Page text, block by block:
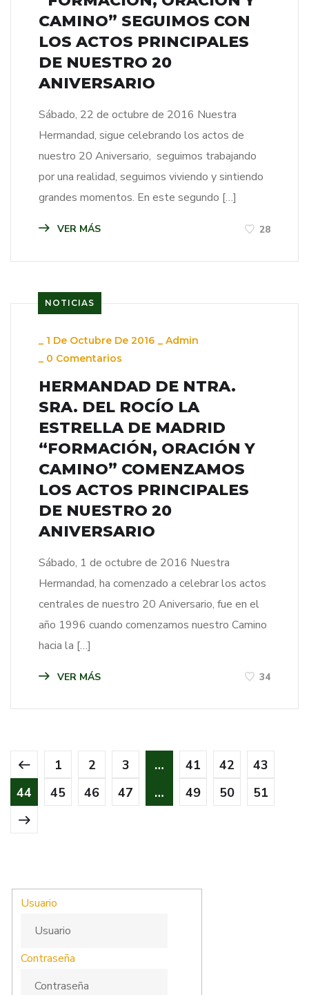
CAMINO” SEGUIMOS CON
LOS ACTOS PRINCIPALES
DE NUESTRO 20
ANIVERSARIO
Sábado, 22 de octubre de 2016 Nuestra
Hermandad, sigue celebrando los actos de
nuestro 20 Aniversario, seguimos trabajando
por una realidad, seguimos viviendo y sintiendo
grandes momentos. En este segundo […]
VER MÁS 28
NOTICIAS
1 De Octubre De 2016
Admin
0 Comentarios
HERMANDAD DE NTRA.
SRA. DEL ROCÍO LA
ESTRELLA DE MADRID
“FORMACIÓN, ORACIÓN Y
CAMINO” COMENZAMOS
LOS ACTOS PRINCIPALES
DE NUESTRO 20
ANIVERSARIO
Sábado, 1 de octubre de 2016 Nuestra
Hermandad, ha comenzado a celebrar los actos
centrales de nuestro 20 Aniversario, fue en el
año 1996 cuando comenzamos nuestro Camino
hacia la […]
VER MÁS 34
1 2 3 … 41 42
43
44
45 46 47 … 49 50 51
Usuario
Contraseña